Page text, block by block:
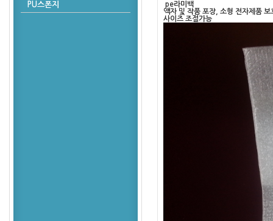
PU스폰지
pe라미백
액자 및 작품 포장, 소형 전자제품
사이즈 조절가능